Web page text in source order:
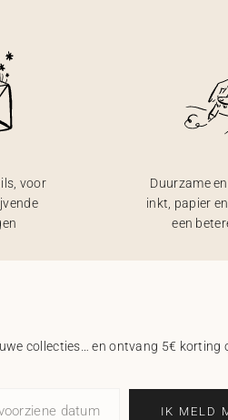
voor
Duurzame
inkt, papier
een
collecties… en ontvang 5€ korting
datum IK MELD